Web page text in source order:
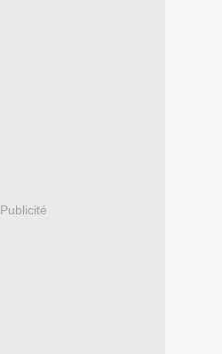
Publicité